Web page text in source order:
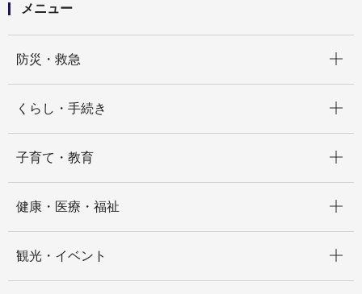
メニュー
防災・救急
くらし・手続き
子育て・教育
健康・医療・福祉
観光・イベント